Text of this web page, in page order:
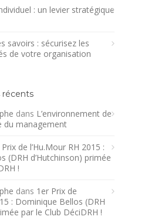
: un levier stratégique
savoirs : sécurisez les
de votre organisation
récents
dans L’environnement de
du management
de l’Hu.Mour RH 2015 :
(DRH d’Hutchinson) primée
!
dans 1er Prix de
: Dominique Bellos (DRH
par le Club DéciDRH !